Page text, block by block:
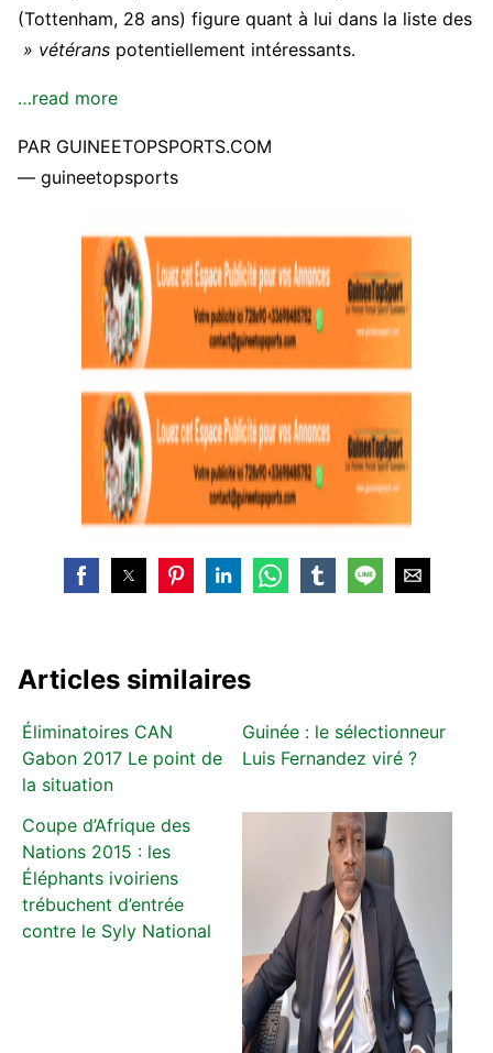
(Tottenham, 28 ans) figure quant à lui dans la liste des
» vétérans potentiellement intéressants.
…read more
PAR GUINEETOPSPORTS.COM
— guineetopsports
Articles similaires
Éliminatoires CAN
Gabon 2017 Le point de
la situation
Guinée : le sélectionneur
Luis Fernandez viré ?
Coupe d’Afrique des
Nations 2015 : les
Éléphants ivoiriens
trébuchent d’entrée
contre le Syly National